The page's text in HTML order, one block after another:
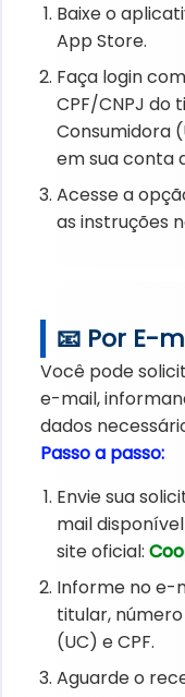
Baixe o
App Store.
Faça login
CPF/CNPJ do
Consumidora
em sua conta
Acesse a
as instruções
📧 Por E-
Você pode
e-mail,
dados
Passo a passo:
Envie sua
mail
site oficial:
Informe no e-
titular,
(UC) e CPF.
Aguarde o